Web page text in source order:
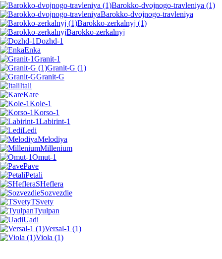
Barokko-dvojnogo-travleniya (1)
Barokko-dvojnogo-travleniya
Barokko-zerkalnyj (1)
Barokko-zerkalnyj
Dozhd-1
Enka
Granit-1
Granit-G (1)
Granit-G
Itali
Kare
Kole-1
Korso-1
Labirint-1
Ledi
Melodiya
Millenium
Omut-1
Pave
Petali
SHeflera
Sozvezdie
TSvety
Tyulpan
Uadi
Versal-1 (1)
Viola (1)